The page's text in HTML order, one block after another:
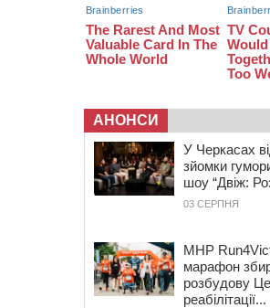
АНОНСИ
У Черкасах
зйомки
шоу “Двіж:
03 СЕРПНЯ
MHP
марафон
розбудову
реабілітації...